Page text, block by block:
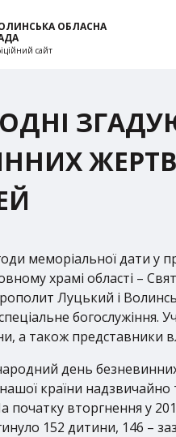
ОБЛАСНА
сайт
меморіальної дати у
храмі області –
Луцький і
богослужіння.
а також представники
день
нашої країни надзвичайно
початку вторгнення у
152 дитини, 146 –